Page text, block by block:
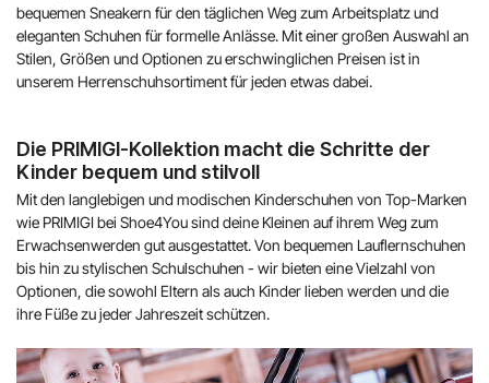
bequemen Sneakern für den täglichen Weg zum Arbeitsplatz und
eleganten Schuhen für formelle Anlässe. Mit einer großen Auswahl an
Stilen, Größen und Optionen zu erschwinglichen Preisen ist in
unserem Herrenschuhsortiment für jeden etwas dabei.
Die PRIMIGI-Kollektion macht die Schritte der
Kinder bequem und stilvoll
Mit den langlebigen und modischen Kinderschuhen von Top-Marken
wie PRIMIGI bei Shoe4You sind deine Kleinen auf ihrem Weg zum
Erwachsenwerden gut ausgestattet. Von bequemen Lauflernschuhen
bis hin zu stylischen Schulschuhen - wir bieten eine Vielzahl von
Optionen, die sowohl Eltern als auch Kinder lieben werden und die
ihre Füße zu jeder Jahreszeit schützen.